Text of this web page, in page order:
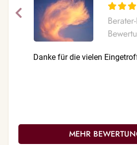
Danke für die vielen
MEHR